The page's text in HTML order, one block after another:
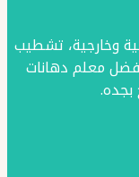
وخارجية، تشطيب
معلم دهانات